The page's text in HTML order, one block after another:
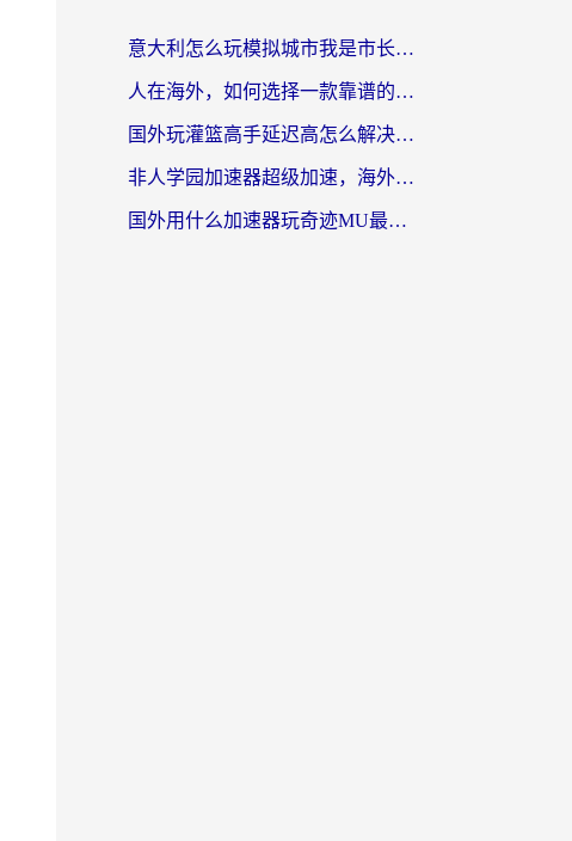
意大利怎么玩模拟城市我是市长？海外党国服游戏加速终极攻略（附三国3量子特攻解决办法）
人在海外，如何选择一款靠谱的玩剑灵2加速器？
国外玩灌篮高手延迟高怎么解决？海外玩家国服游戏加速终极指南
非人学园加速器超级加速，海外玩家重返国服的通行证
国外用什么加速器玩奇迹MU最好？2026海外玩家国服游戏加速全攻略